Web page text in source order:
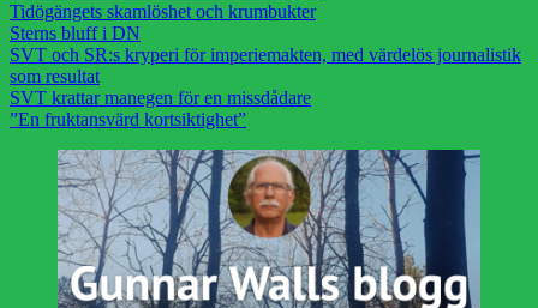
Tidögängets skamlöshet och krumbukter
Sterns bluff i DN
SVT och SR:s kryperi för imperiemakten, med värdelös journalistik
som resultat
SVT krattar manegen för en missdådare
”En fruktansvärd kortsiktighet”